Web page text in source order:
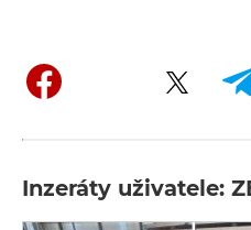
Inzeráty uživatele: